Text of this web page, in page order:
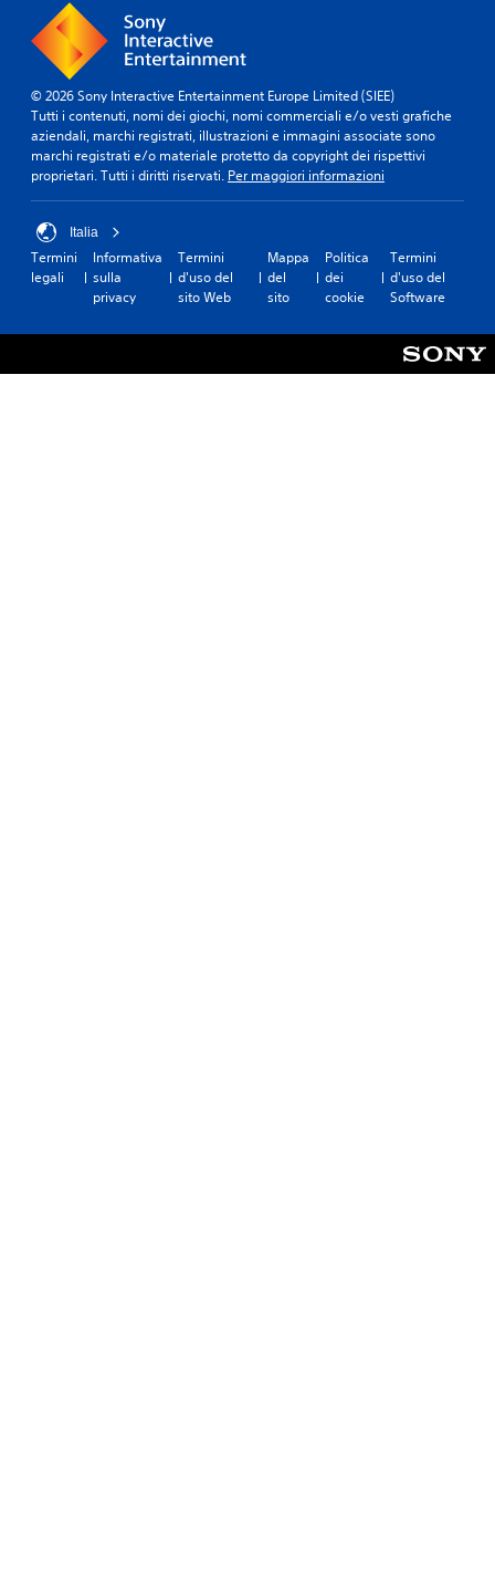
© 2026 Sony Interactive Entertainment Europe Limited (SIEE)
Tutti i contenuti, nomi dei giochi, nomi commerciali e/o vesti grafiche
aziendali, marchi registrati, illustrazioni e immagini associate sono
marchi registrati e/o materiale protetto da copyright dei rispettivi
proprietari. Tutti i diritti riservati. Per maggiori informazioni
Italia
Termini
legali
Informativa
sulla
privacy
Termini
d'uso del
sito Web
Mappa
del
sito
Politica
dei
cookie
Termini
d'uso del
Software